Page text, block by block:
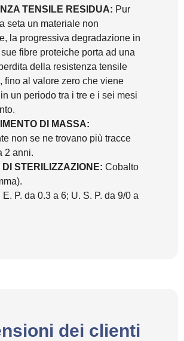
TENSILE RESIDUA: Pur
seta un materiale non
la progressiva degradazione in
fibre proteiche porta ad una
della resistenza tensile
fino al valore zero che viene
un periodo tra i tre e i sei mesi
DI MASSA:
non se ne trovano più tracce
2 anni.
DI STERILIZZAZIONE: Cobalto
E. P. da 0.3 a 6; U. S. P. da 9/0 a
dei clienti